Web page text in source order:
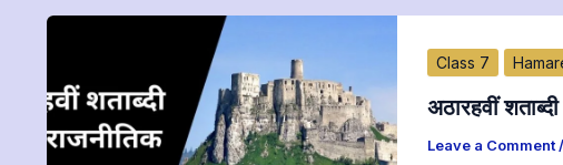
Class 7
अठारहवीं
Leave a Comment/